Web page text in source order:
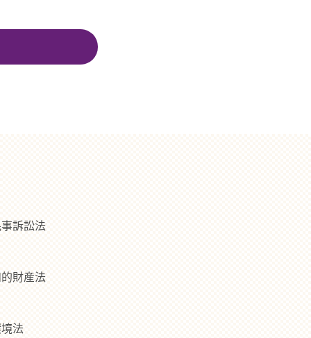
訴訟法
財産法
法